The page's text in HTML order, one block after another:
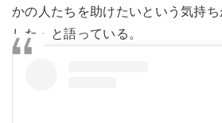
かの人たちを助けたいという気持
した」と語っている。